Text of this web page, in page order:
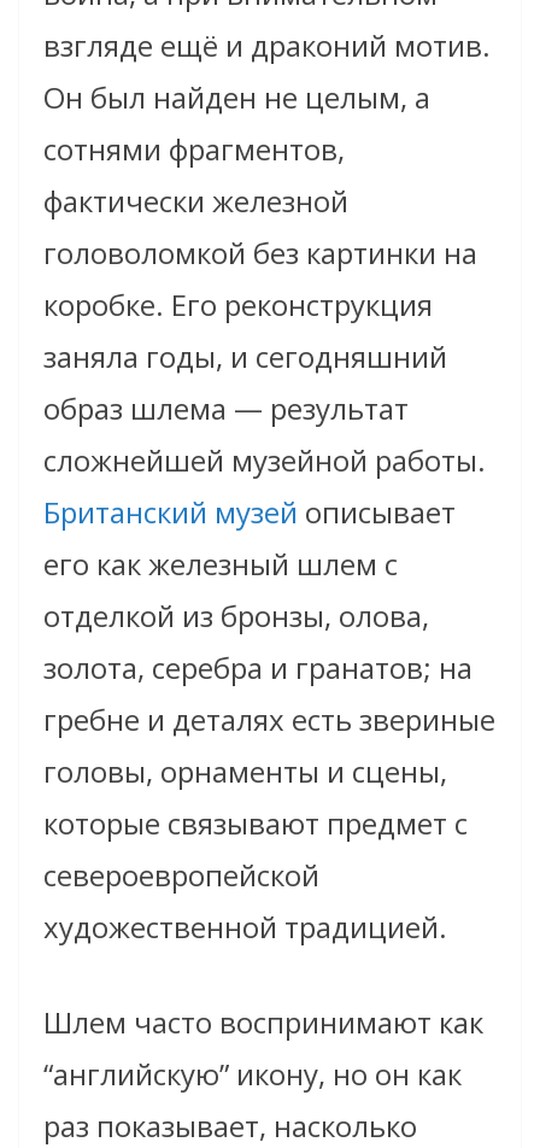
взгляде ещё и драконий мотив.
Он был найден не целым, а
сотнями фрагментов,
фактически железной
головоломкой без картинки на
коробке. Его реконструкция
заняла годы, и сегодняшний
образ шлема — результат
сложнейшей музейной работы.
Британский музей описывает
его как железный шлем с
отделкой из бронзы, олова,
золота, серебра и гранатов; на
гребне и деталях есть звериные
головы, орнаменты и сцены,
которые связывают предмет с
североевропейской
художественной традицией.
Шлем часто воспринимают как
“английскую” икону, но он как
раз показывает, насколько